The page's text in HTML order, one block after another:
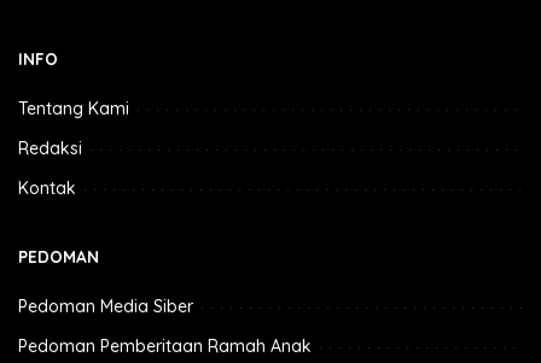
INFO
Tentang Kami
Redaksi
Kontak
PEDOMAN
Pedoman Media Siber
Pedoman Pemberitaan Ramah Anak